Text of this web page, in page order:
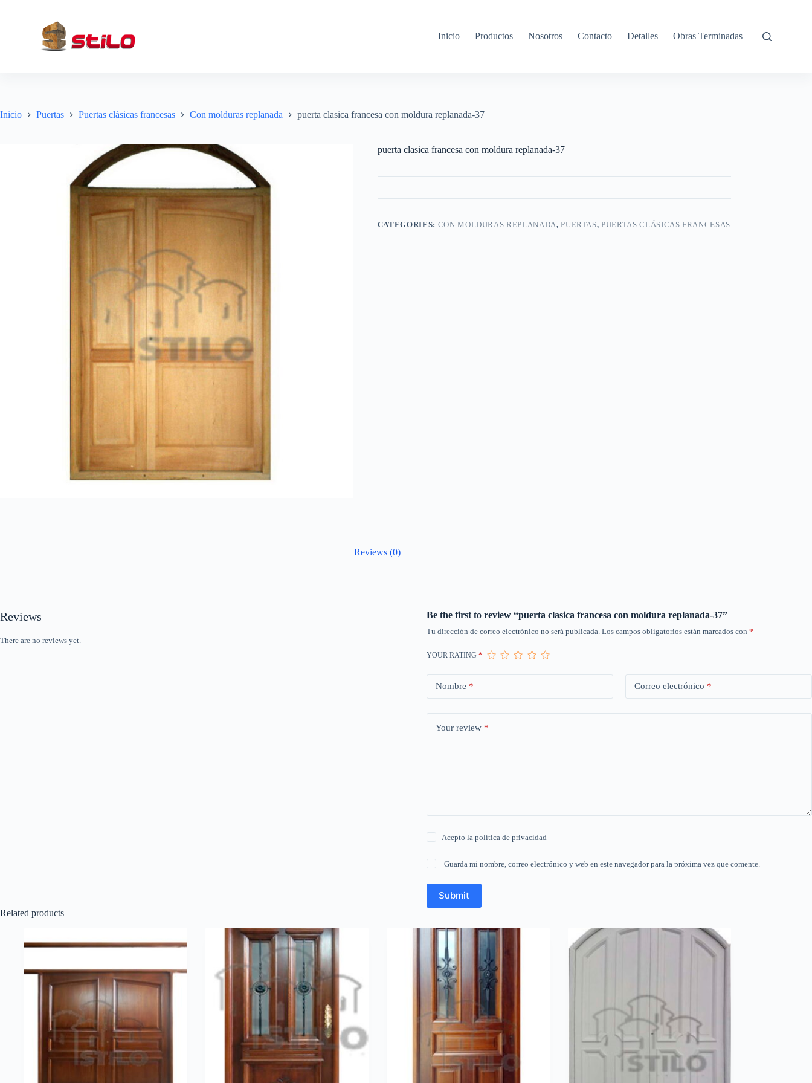
o
n
Inicio Productos Nosotros Contacto Detalles Obras Terminadas
Inicio Puertas Puertas clásicas francesas Con molduras replanada puerta clasica francesa con moldura replanada-37
puerta clasica francesa con moldura replanada-37
CATEGORIES: CON MOLDURAS REPLANADA,PUERTAS,PUERTAS CLÁSICAS FRANCESAS
Reviews (0)
Reviews
There are no reviews yet.
Be the first to review “puerta clasica francesa con moldura replanada-37”
Tu dirección de correo electrónico no será publicada. Los campos obligatorios están marcados con *
YOUR RATING *
Nombre * Correo electrónico *
Your review *
Acepto la política de privacidad
Guarda mi nombre, correo electrónico y web en este navegador para la próxima vez que comente.
Submit
Related products